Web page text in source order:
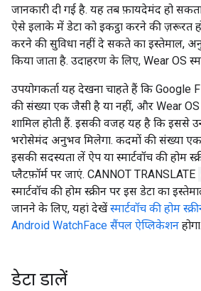
जानकारी दी गई है. यह तब फ़ायदेमंद हो
ऐसे इलाके में डेटा को इकट्ठा करने की
करने की सुविधा नहीं दे सकते का इस्तेमाल,
किया जाता है. उदाहरण के लिए, Wear OS
उपयोगकर्ता यह देखना चाहते हैं कि Google
की संख्या एक जैसी है या नहीं, और Wear OS
शामिल होती हैं. इसकी वजह यह है कि इससे
भरोसेमंद अनुभव मिलेगा. कदमों की संख्या
इसकी सदस्यता लें ऐप या स्मार्टवॉच की होम
प्लैटफ़ॉर्म पर जाएं. CANNOT TRANSLATE
स्मार्टवॉच की होम स्क्रीन पर इस डेटा का
जानने के लिए, यहां देखेंस्मार्टवॉच की होम
Android WatchFace सैंपल ऐप्लिकेशन होगा.
डेटा डालें